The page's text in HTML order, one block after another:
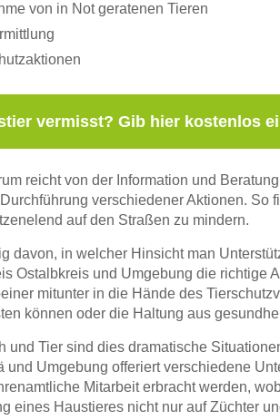
von in Not geratenen Tieren
vermisst? Gib hier kostenlos
Name*
E-Mail*
reicht von der Information und
verschiedener Aktionen.
auf den Straßen zu mindern.
davon, in welcher Hinsicht man
Ostalbkreis und Umgebung die richtige
mitunter in die Hände des
können oder die Haltung aus
und Tier sind dies dramatische
und Umgebung offeriert verschiedene
Mitarbeit erbracht werden,
eines Haustieres nicht nur auf Züchter